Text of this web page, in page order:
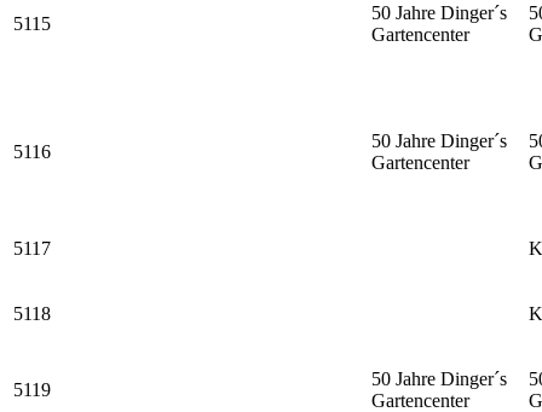
5115
50 Jahre Dinger´s
Gartencenter
5116
50 Jahre Dinger´s
Gartencenter
5117
5118
5119
50 Jahre Dinger´s
Gartencenter